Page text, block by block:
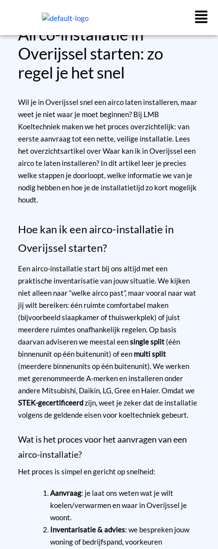
inhoudAirco-installatie in
Overijssel starten: zo
regel je het snel
Wil je in Overijssel snel een airco laten installeren, maar
weet je niet waar je moet beginnen? Bij LMB
Koeltechniek maken we het proces overzichtelijk: van
eerste aanvraag tot een nette, veilige installatie. Lees
het overzichtsartikel over Waar kan ik in Overijssel een
airco te laten installeren? In dit artikel leer je precies
welke stappen je doorloopt, welke informatie we van je
nodig hebben en hoe je de installatietijd zo kort mogelijk
houdt.
Hoe kan ik een airco-installatie in
Overijssel starten?
Een airco-installatie start bij ons altijd met een
praktische inventarisatie van jouw situatie. We kijken
niet alleen naar “welke airco past”, maar vooral naar wat
jij wilt bereiken: één ruimte comfortabel maken
(bijvoorbeeld slaapkamer of thuiswerkplek) of juist
meerdere ruimtes onafhankelijk regelen. Op basis
daarvan adviseren we meestal eensingle split (één
binnenunit op één buitenunit) of een multi split
(meerdere binnenunits op één buitenunit). We werken
met gerenommeerde A-merken en installeren onder
andere Mitsubishi, Daikin, LG, Gree en Haier. Omdat we
STEK-gecertificeerdzijn, weet je zeker dat de installatie
volgens de geldende eisen voor koeltechniek gebeurt.
Wat is het proces voor het aanvragen van een
airco-installatie?
Het proces is simpel en gericht op snelheid:
Aanvraag: je laat ons weten wat je wilt
koelen/verwarmen en waar in Overijssel je
woont.
Inventarisatie & advies: we bespreken jouw
woning of bedrijfspand, voorkeuren